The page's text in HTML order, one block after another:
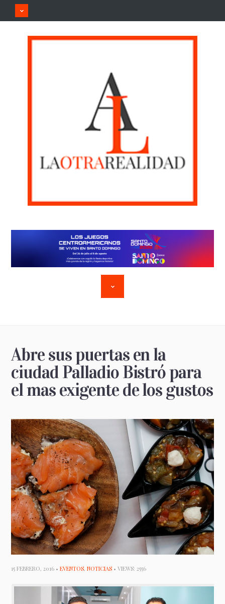
Abre sus puertas en la
ciudad Palladio Bistró para
el mas exigente de los gustos
15 FEBRERO, 2016 •EVENTOS,NOTICIAS • VIEWS: 2556